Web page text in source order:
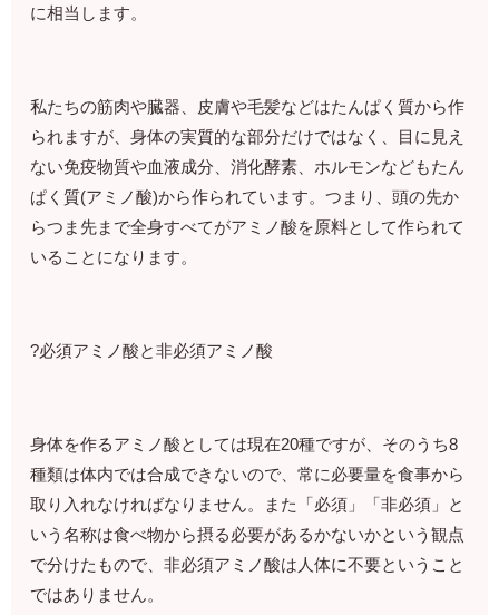
に相当します。
私たちの筋肉や臓器、皮膚や毛髪などはたんぱく質から作
られますが、身体の実質的な部分だけではなく、目に見え
ない免疫物質や血液成分、消化酵素、ホルモンなどもたん
ぱく質(アミノ酸)から作られています。つまり、頭の先か
らつま先まで全身すべてがアミノ酸を原料として作られて
いることになります。
?必須アミノ酸と非必須アミノ酸
身体を作るアミノ酸としては現在20種ですが、そのうち8
種類は体内では合成できないので、常に必要量を食事から
取り入れなければなりません。また「必須」「非必須」と
いう名称は食べ物から摂る必要があるかないかという観点
で分けたもので、非必須アミノ酸は人体に不要ということ
ではありません。